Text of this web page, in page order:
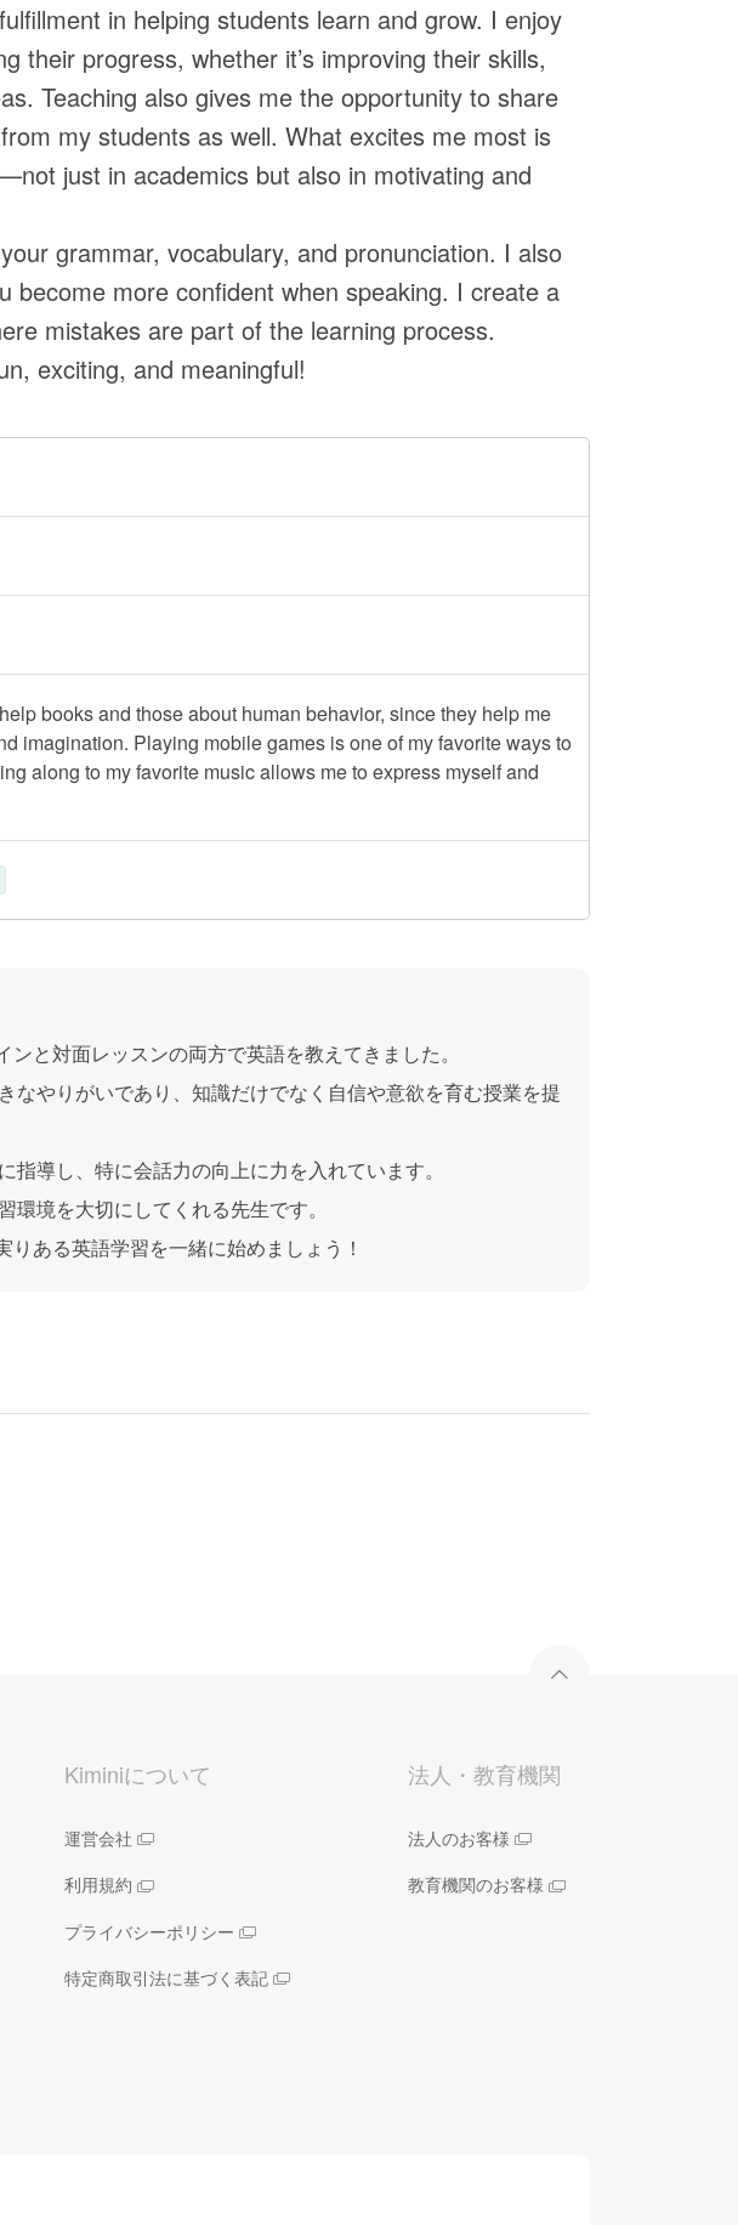
in helping students learn and grow. I enjoy
their progress, whether it’s improving their skills,
Teaching also gives me the opportunity to share
my students as well. What excites me most is
just in academics but also in motivating and
grammar, vocabulary, and pronunciation. I also
become more confident when speaking. I create a
mistakes are part of the learning process.
exciting, and meaningful!
books and those about human behavior, since they help me
imagination. Playing mobile games is one of my favorite ways to
along to my favorite music allows me to express myself and
と対面レッスンの両方で英語を教えてきました。
なやりがいであり、知識だけでなく自信や意欲を育む授業を提
導し、特に会話力の向上に力を入れています。
境を大切にしてくれる先生です。
ある英語学習を一緒に始めましょう！
Kiminiについて
運営会社
利用規約
プライバシーポリシー
特定商取引法に基づく表記
法人・教育機関
法人のお客様
教育機関のお客様